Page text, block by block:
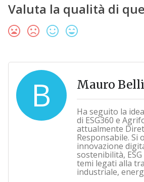
Valuta la qualità di
B Mauro
Ha seguito la
di ESG360 e
attualmente
Responsabile. Si
innovazione
sostenibilità,
temi legati alla
industriale,